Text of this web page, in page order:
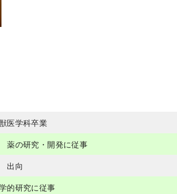
医学科卒業
の研究・開発に従事
出向
的研究に従事